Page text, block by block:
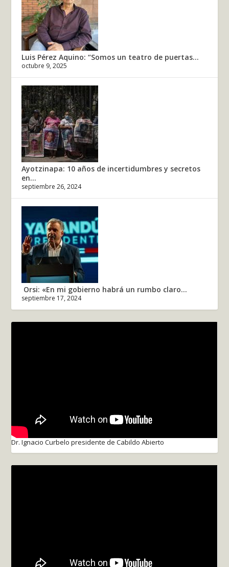
Luis Pérez Aquino: “Somos un teatro de puertas...
octubre 9, 2025
Ayotzinapa: 10 años de incertidumbres y secretos
en...
septiembre 26, 2024
Orsi: «En mi gobierno habrá un rumbo claro...
septiembre 17, 2024
Dr. Ignacio Curbelo presidente de Cabildo Abierto